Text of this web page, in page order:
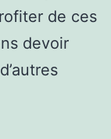
de ces
devoir